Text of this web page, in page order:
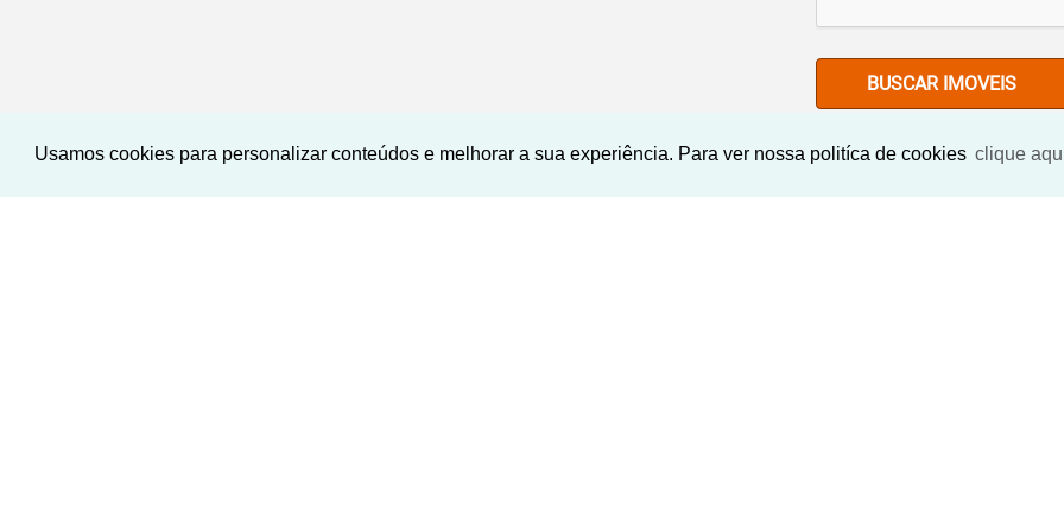
Usamos cookies para personalizar conteúdos e melhorar a sua experiência. Para ver nossa politíca de cookies clique
BUSCAR IMOVEIS